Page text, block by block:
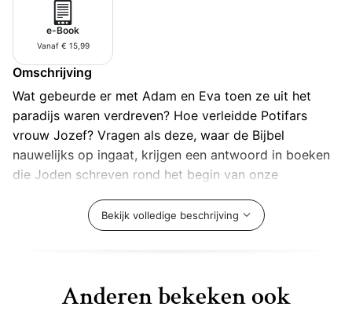
e-Book
Vanaf € 15,99
Omschrijving
Wat gebeurde er met Adam en Eva toen ze uit het
paradijs waren verdreven? Hoe verleidde Potifars
vrouw Jozef? Vragen als deze, waar de Bijbel
nauwelijks op ingaat, krijgen een antwoord in boeken
die Joden schreven rond het begin van onze
rijkdom van deze Joodse geschriften uit de oudheid.
Hij laat de lezer proeven van diep mystieke teksten,
interpretaties van de oude Bijbelverhalen. Geschreven
Bekijk volledige beschrijving
Anderen bekeken ook